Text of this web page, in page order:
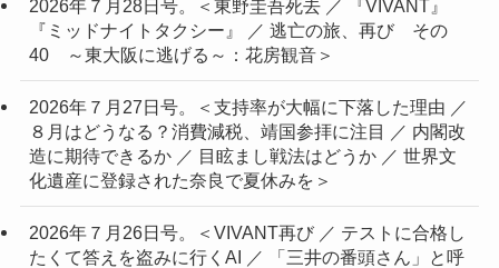
2026年７月28日号。＜東野圭吾死去 ／ 『VIVANT』
『ミッドナイトタクシー』 ／ 逃亡の旅、再び その
40 ～東大阪に逃げる～：花房観音＞
2026年７月27日号。＜支持率が大幅に下落した理由 ／
８月はどうなる？消費減税、靖国参拝に注目 ／ 内閣改
造に期待できるか ／ 目眩まし戦法はどうか ／ 世界文
化遺産に登録された奈良で夏休みを＞
2026年７月26日号。＜VIVANT再び ／ テストに合格し
たくて答えを盗みに行くAI ／ 「三井の番頭さん」と呼